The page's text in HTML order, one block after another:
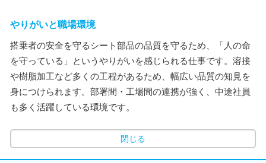
やりがいと職場環境
搭乗者の安全を守るシート部品の品質を守るため、「人の命
を守っている」というやりがいを感じられる仕事です。溶接
や樹脂加工など多くの工程があるため、幅広い品質の知見を
身につけられます。部署間・工場間の連携が強く、中途社員
も多く活躍している環境です。
閉じる